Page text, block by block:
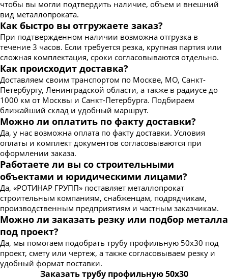
чтобы вы могли подтвердить наличие, объем и внешний
вид металлопроката.
Как быстро вы отгружаете заказ?
При подтвержденном наличии возможна отгрузка в
течение 3 часов. Если требуется резка, крупная партия или
сложная комплектация, сроки согласовываются отдельно.
Как происходит доставка?
Доставляем своим транспортом по Москве, МО, Санкт-
Петербургу, Ленинградской области, а также в радиусе до
1000 км от Москвы и Санкт-Петербурга. Подбираем
ближайший склад и удобный маршрут.
Можно ли оплатить по факту доставки?
Да, у нас возможна оплата по факту доставки. Условия
оплаты и комплект документов согласовываются при
оформлении заказа.
Работаете ли вы со строительными
объектами и юридическими лицами?
Да, «РОТИНАР ГРУПП» поставляет металлопрокат
строительным компаниям, снабженцам, подрядчикам,
производственным предприятиям и частным заказчикам.
Можно ли заказать резку или подбор металла
под проект?
Да, мы помогаем подобрать трубу профильную 50х30 под
проект, смету или чертеж, а также согласовываем резку и
удобный формат поставки.
Заказать трубу профильную 50х30